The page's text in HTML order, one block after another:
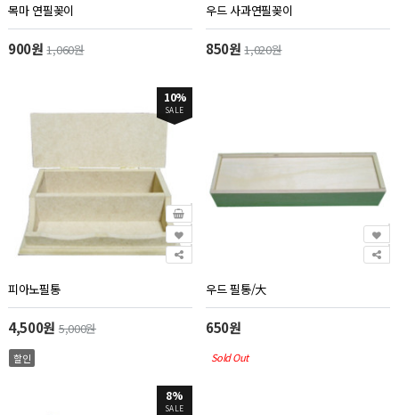
목마 연필꽂이
900원1,060원
우드 사과연필꽂이
850원1,020원
10%
SALE
피아노필통
4,500원 5,000원
할인
우드 필통/大
650원
Sold Out
8%
SALE